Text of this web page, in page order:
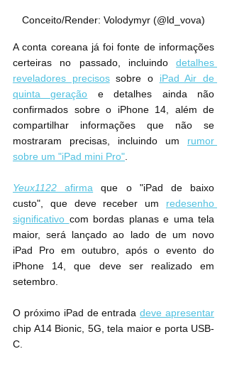
Conceito/Render: Volodymyr (@ld_vova)
A conta coreana já foi fonte de informações
certeiras no passado, incluindo detalhes
reveladores precisos sobre o iPad Air de
quinta geração e detalhes ainda não
confirmados sobre o iPhone 14, além de
compartilhar informações que não se
mostraram precisas, incluindo um rumor
sobre um "iPad mini Pro"
Yeux1122 afirma que o "‌iPad‌ de baixo
custo", que deve receber um redesenho
significativo com bordas planas e uma tela
maior, será lançado ao lado de um novo
‌iPad Pro‌ em outubro, após o evento do
‌iPhone 14‌, que deve ser realizado em
setembro.
O próximo ‌iPad‌ de entrada deve apresentar
chip A14 Bionic, 5G, tela maior e porta USB-
C.